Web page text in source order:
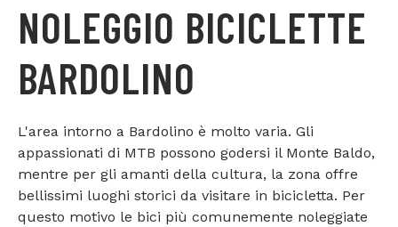
NOLEGGIO BICICLETTE
BARDOLINO
L'area intorno a Bardolino è molto varia. Gli
appassionati di MTB possono godersi il Monte Baldo,
mentre per gli amanti della cultura, la zona offre
bellissimi luoghi storici da visitare in bicicletta. Per
questo motivo le bici più comunemente noleggiate